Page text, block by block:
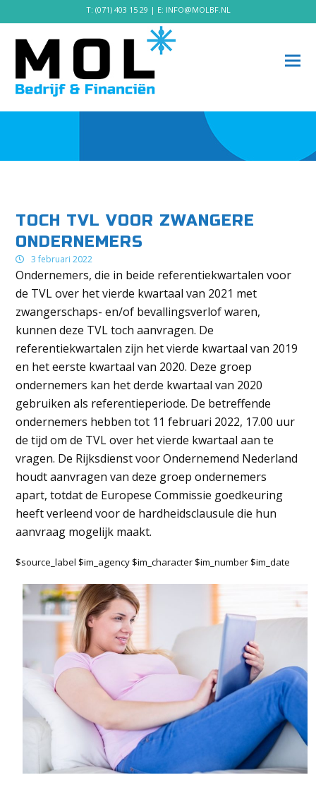
T: (071) 403 15 29 | E: INFO@MOLBF.NL
TOCH TVL VOOR ZWANGERE
ONDERNEMERS
3 februari 2022
Ondernemers, die in beide referentiekwartalen voor
de TVL over het vierde kwartaal van 2021 met
zwangerschaps- en/of bevallingsverlof waren,
kunnen deze TVL toch aanvragen. De
referentiekwartalen zijn het vierde kwartaal van 2019
en het eerste kwartaal van 2020. Deze groep
ondernemers kan het derde kwartaal van 2020
gebruiken als referentieperiode. De betreffende
ondernemers hebben tot 11 februari 2022, 17.00 uur
de tijd om de TVL over het vierde kwartaal aan te
vragen. De Rijksdienst voor Ondernemend Nederland
houdt aanvragen van deze groep ondernemers
apart, totdat de Europese Commissie goedkeuring
heeft verleend voor de hardheidsclausule die hun
aanvraag mogelijk maakt.
$source_label $im_agency $im_character $im_number $im_date